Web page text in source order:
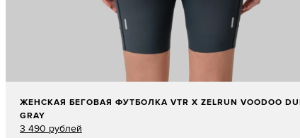
ЖЕНСКАЯ БЕГОВАЯ ФУТБОЛКА VTR X ZELRUN VOODOO
GRAY
3 490 рублей